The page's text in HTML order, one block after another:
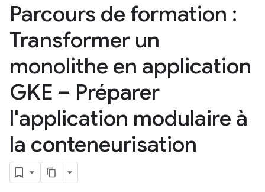
Parcours de formation :
Transformer un
monolithe en application
GKE – Préparer
l'application modulaire à
la conteneurisation